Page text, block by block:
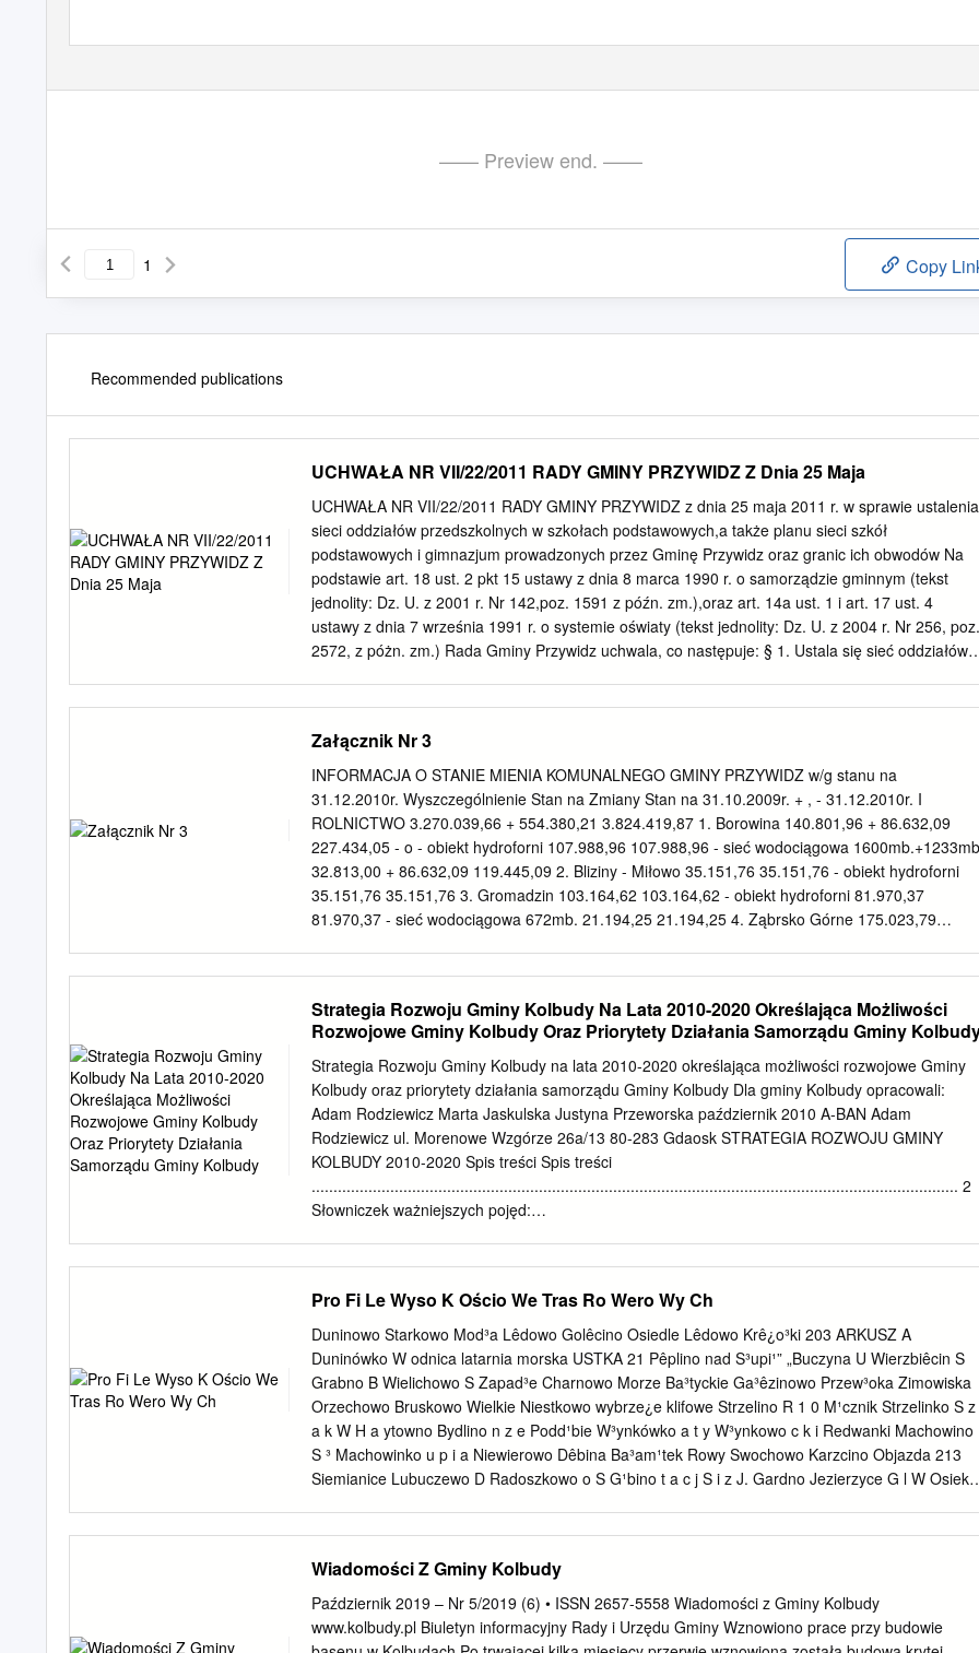
—— Preview end. ——
1 Copy
Recommended publications
UCHWAŁA NR VII/22/2011 RADY GMINY PRZYWIDZ Z Dnia 25 Maja
UCHWAŁA NR VII/22/2011 RADY GMINY PRZYWIDZ z dnia 25 maja 2011 r. w sprawie ustalenia
sieci oddziałów przedszkolnych w szkołach podstawowych,a także planu sieci szkół
podstawowych i gimnazjum prowadzonych przez Gminę Przywidz oraz granic ich obwodów Na
podstawie art. 18 ust. 2 pkt 15 ustawy z dnia 8 marca 1990 r. o samorządzie gminnym (tekst
jednolity: Dz. U. z 2001 r. Nr 142,poz. 1591 z późn. zm.),oraz art. 14a ust. 1 i art. 17 ust. 4
ustawy z dnia 7 września 1991 r. o systemie oświaty (tekst jednolity: Dz. U. z 2004 r. Nr 256, poz.
2572, z póżn. zm.) Rada Gminy Przywidz uchwala, co następuje: § 1. Ustala się sieć oddziałów
szkół podstawowych i gimnazjum oraz granice ich obwodów, prowadzonych przez Gminę
Przywidz: 1. Zespół Szkól w Przywidzu – Szkoła Podstawowa im. Unii Europejskiej z oddziałami
przedszkolnym. Do obwodu szkoły należą miejscowości: Czarna Huta, Częstocin, Gromadzin,
Huta Górna, Klonowo Dolne, Klonowo Górne, Majdany, Michalin, Nowa Wieś Przywidzka, Piekło
Dolne, Przywidz, Roztoka, Stara Huta. 2. Zespól Szkól w Przywidzu – Gimnazjum im. Zawiszy
Czarnego. Do obwodu szkoły należą miejscowości: Bliziny, Borowina, Czarna Huta, Częstocin,
Gromadzin, Huta Dolna, Huta Górna, Jodłowno, Kierzkowo, Klonowo Dolne, Klonowo Górne,
Kozia Góra, Marszewo, Marszewska Góra, Marszewska Kolonia, Majdany, Michalin, Miłowo,
Załącznik Nr 3
INFORMACJA O STANIE MIENIA KOMUNALNEGO GMINY PRZYWIDZ w/g stanu na
31.12.2010r. Wyszczególnienie Stan na Zmiany Stan na 31.10.2009r. + , - 31.12.2010r. I
ROLNICTWO 3.270.039,66 + 554.380,21 3.824.419,87 1. Borowina 140.801,96 + 86.632,09
227.434,05 - o - obiekt hydroforni 107.988,96 107.988,96 - sieć wodociągowa
32.813,00 + 86.632,09 119.445,09 2. Bliziny - Miłowo 35.151,76 35.151,76 - obiekt hydroforni
35.151,76 35.151,76 3. Gromadzin 103.164,62 103.164,62 - obiekt hydroforni 81.970,37
81.970,37 - sieć wodociągowa 672mb. 21.194,25 21.194,25 4. Ząbrsko Górne 175.023,79
Górna 340.781,12 + 464.233,12 805.014,24 - obiekt hydroforni 152.940,51 + 464.233,12
617.173,63 - sieć wodociągowa 16 763mb. 187.840,61 187.840,61 7. Nowa Wieś Przywidzka
356.405,68 356.405,68 - obiekt hydroforni 220.046,04 220.046,04 - sieć wodociągowa 8 413mb.
136.359,64 136.359,64 8. Olszanka 60.784,68 60.784,68 - obiekt hydroforni 59.807,09
59.807,09 - sieć wodociągowa 250mb. 977,59 977,59 9. Przywidz 312.289,99 + 3.515,00
315.804,99 - obiekt hydroforni 82.801,53 + 3.515,00 86.316,53 - sieć wodociągowa 8 446mb.
Strategia Rozwoju Gminy Kolbudy Na Lata 2010-2020 Określająca Możliwości
Rozwojowe Gminy Kolbudy Oraz Priorytety Działania Samorządu Gminy
Strategia Rozwoju Gminy Kolbudy na lata 2010-2020 określająca możliwości rozwojowe Gminy
Kolbudy oraz priorytety działania samorządu Gminy Kolbudy Dla gminy Kolbudy opracowali:
Adam Rodziewicz Marta Jaskulska Justyna Przeworska październik 2010 A-BAN Adam
Rodziewicz ul. Morenowe Wzgórze 26a/13 80-283 Gdaosk STRATEGIA ROZWOJU GMINY
KOLBUDY 2010-2020 Spis treści Spis treści
.................................................................................................................................................... 2
Słowniczek ważniejszych pojęd:
........................................................................................................ 4 Strategia – do czego jest
potrzebna? ........................................................................................................ 4 Metodologia
sporządzania Strategii ............................................................................................................. 5
Podstawa prawna
opracowania................................................................................................................ 5 Wymogi
formalne ...............................................................................................................................
Pro Fi Le Wyso K Ościo We Tras Ro Wero Wy Ch
Duninowo Starkowo Mod³a Lêdowo Golêcino Osiedle Lêdowo Krê¿o³ki 203 ARKUSZ A
Duninówko W odnica latarnia morska USTKA 21 Pêplino nad S³upi¹” „Buczyna U Wierzbiêcin S
Grabno B Wielichowo S Zapad³e Charnowo Morze Ba³tyckie Ga³êzinowo Przew³oka Zimowiska
Orzechowo Bruskowo Wielkie Niestkowo wybrze¿e klifowe Strzelino R 1 0 M¹cznik Strzelinko S
a k W H a ytowno Bydlino n z e Podd¹bie W³ynkówko a t y W³ynkowo c k i Redwanki Machowino
S ³ Machowinko u p i a Niewierowo Dêbina Ba³am¹tek Rowy Swochowo Karzcino Objazda 213
Siemianice Lubuczewo D Radoszkowo o S G¹bino t a c j S i z J. Gardno Jezierzyce G l W Osieki
ysoka Gr¹sino Kukowo Gardna Ma³a J. Do³gieWielkie Rogawica Stojcino P i e Gardna Wielka Z r
œ ³ o c Cz³uchy t i e e ñ P G i ¯oruchowo a r y s f Czarny M³yn i t „Rowokó³” k ó w i ¯elkowo
Smo³dzino Siecie latarnia morska Smo³dziñski Las Zgojewo Biêcino Choæmirowo Dêbniczka
Czo³pino Mrówczyno Wierzchocino Budy ¯elazo Witkowo R R 1 Choæmirowo 1 0 0 ( Drze¿ewo S
Wiadomości Z Gminy Kolbudy
Październik 2019 – Nr 5/2019 (6) • ISSN 2657-5558 Wiadomości z Gminy Kolbudy
www.kolbudy.pl Biuletyn informacyjny Rady i Urzędu Gminy Wznowiono prace przy budowie